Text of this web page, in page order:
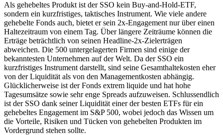
Als gehebeltes Produkt ist der SSO kein Buy-and-Hold-ETF,
sondern ein kurzfristiges, taktisches Instrument. Wie viele andere
gehebelte Fonds auch, bietet er sein 2x-Engagement nur über einen
Haltezeitraum von einem Tag. Über längere Zeiträume können die
Erträge beträchtlich von seinen Headline-2x-Zielerträgen
abweichen. Die 500 untergelagerten Firmen sind einige der
bekanntesten Unternehmen auf der Welt. Da der SSO ein
kurzfristiges Instrument darstellt, sind seine Gesamthaltekosten eher
von der Liquidität als von den Managementkosten abhängig.
Glücklicherweise ist der Fonds extrem liquide und hat hohe
Tagesumsätze sowie sehr enge Spreads aufzuweisen. Schlussendlich
ist der SSO dank seiner Liquidität einer der besten ETFs für ein
gehebeltes Engagement im S&P 500, wobei jedoch das Wissen um
die Vorteile, Risiken und Tücken von gehebelten Produkten im
Vordergrund stehen sollte.